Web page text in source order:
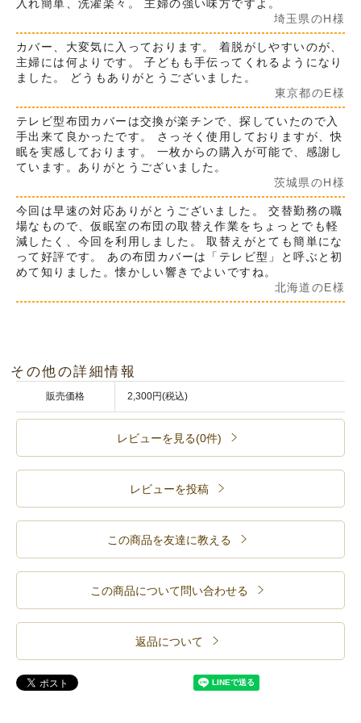
入れ簡単、洗濯楽々。 主婦の強い味方ですよ。
埼玉県のH様
カバー、大変気に入っております。 着脱がしやすいのが、
主婦には何よりです。 子どもも手伝ってくれるようになり
ました。 どうもありがとうございました。
東京都のE様
テレビ型布団カバーは交換が楽チンで、探していたので入
手出来て良かったです。 さっそく使用しておりますが、快
眠を実感しております。 一枚からの購入が可能で、感謝し
ています。ありがとうございました。
茨城県のH様
今回は早速の対応ありがとうございました。 交替勤務の職
場なもので、仮眠室の布団の取替え作業をちょっとでも軽
減したく、今回を利用しました。 取替えがとても簡単にな
って好評です。 あの布団カバーは「テレビ型」と呼ぶと初
めて知りました。懐かしい響きでよいですね。
北海道のE様
その他の詳細情報
販売価格 2,300円(税込)
レビューを見る(0件)
レビューを投稿
この商品を友達に教える
この商品について問い合わせる
返品について